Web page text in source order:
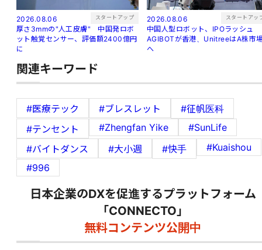
2026.08.06 スタートアップ
厚さ3mmの"人工皮膚" 中国発ロボ
ット触覚センサー、評価額2400億円
に
2026.08.06 スタートアッ
中国人型ロボット、IPOラッシュ
AGIBOTが香港、UnitreeはA株市
へ
関連キーワード
#医療テック #ブレスレット
#征帆医科
#テンセント
#Zhengfan Yike
#SunLife
#バイトダンス
#大小週 #快手
#Kuaishou
#996
日本企業のDXを促進するプラットフォーム
「CONNECTO」
無料コンテンツ公開中